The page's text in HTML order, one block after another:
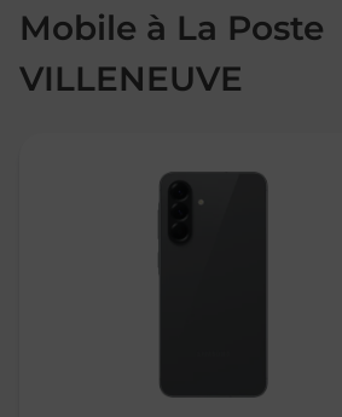
Mobile à La Poste
VILLENEUVE